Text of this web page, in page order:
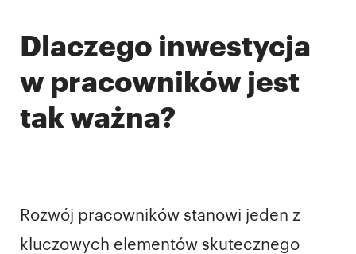
Dlaczego inwestycja
w pracowników jest
tak ważna?
Rozwój pracowników stanowi jeden z
kluczowych elementów skutecznego